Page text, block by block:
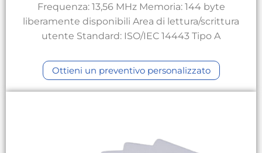
Frequenza: 13,56 MHz Memoria: 144 byte
liberamente disponibili Area di lettura/scrittura
utente Standard: ISO/IEC 14443 Tipo A
Ottieni un preventivo personalizzato